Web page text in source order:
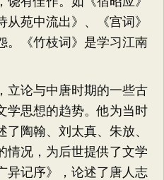
苑中流出》、《宫词》
。《竹枝词》是学习江南
论与中唐时期的一些古
学思想的趋势。他为当时
陶翰、刘太真、朱放、
情况，为后世提供了文学
异记序》，论述了唐人志